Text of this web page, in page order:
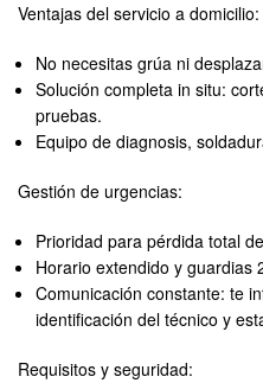
Ventajas del servicio a domicilio:
No necesitas grúa ni
Solución completa in situ:
pruebas.
Equipo de diagnosis,
Gestión de urgencias:
Prioridad para pérdida total
Horario extendido y guardias
Comunicación constante: te
identificación del técnico y
Requisitos y seguridad: